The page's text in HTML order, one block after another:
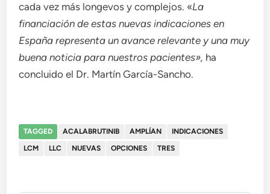
cada vez más longevos y complejos. «La
financiación de estas nuevas indicaciones en
España representa un avance relevante y una muy
buena noticia para nuestros pacientes», ha
concluido el Dr. Martín García-Sancho.
TAGGED ACALABRUTINIB AMPLÍAN
INDICACIONES
LCM
LLC NUEVAS OPCIONES TRES